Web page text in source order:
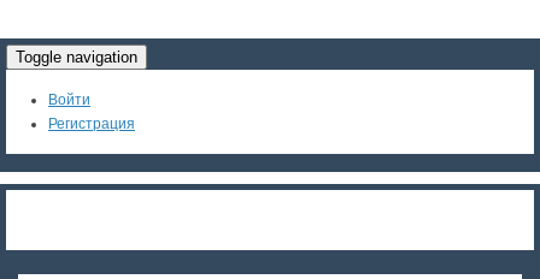
Toggle navigation
Войти
Регистрация